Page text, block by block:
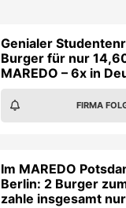
Genialer
Burger für nur
MAREDO – 6x in
FIRMA
Im MAREDO
Berlin: 2 Burger
zahle insgesamt